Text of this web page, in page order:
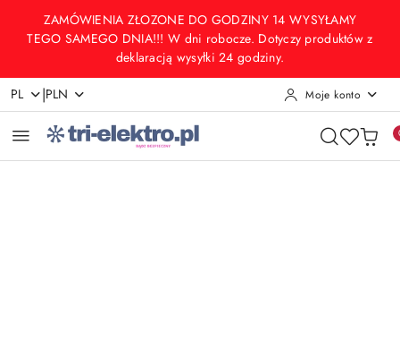
Przejdź do treści głównej
Przejdź do wyszukiwarki
Przejdź do moje konto
Przejdź do menu głównego
Przejdź do opisu produktu
Przejdź do stopki
ZAMÓWIENIA ZŁOZONE DO GODZINY 14 WYSYŁAMY
TEGO SAMEGO DNIA!!! W dni robocze. Dotyczy produktów z
deklaracją wysyłki 24 godziny.
PL |PLN Moje konto